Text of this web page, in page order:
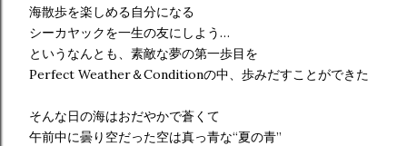
海散歩を楽しめる自分になる
シーカヤックを一生の友にしよう…
というなんとも、素敵な夢の第一歩目を
Perfect Weather＆Conditionの中、歩みだすことができた
そんな日の海はおだやかで蒼くて
午前中に曇り空だった空は真っ青な“夏の青”